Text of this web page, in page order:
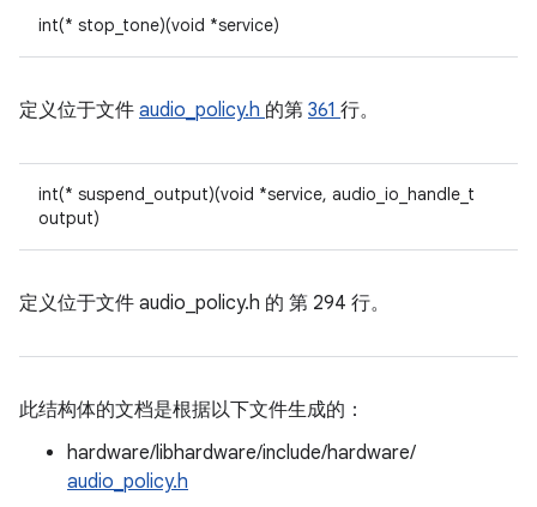
int(* stop_tone)(void *service)
定义位于文件 audio_policy.h 的第 361 行。
int(* suspend_output)(void *service, audio_io_handle_t
output)
定义位于文件 audio_policy.h 的 第 294 行。
此结构体的文档是根据以下文件生成的：
hardware/libhardware/include/hardware/
audio_policy.h